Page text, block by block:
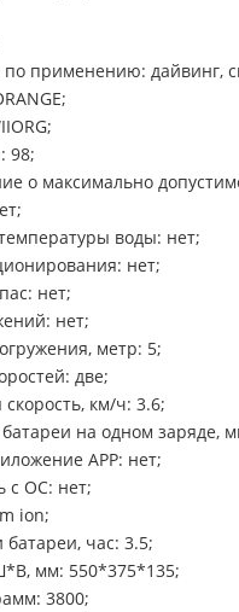
применению: дайвинг,
98;
о максимально
воды: нет;
нет;
нет;
нет;
метр: 5;
две;
км/ч: 3.6;
на одном заряде,
APP: нет;
с ОС: нет;
ion;
час: 3.5;
мм: 550*375*135;
3800;